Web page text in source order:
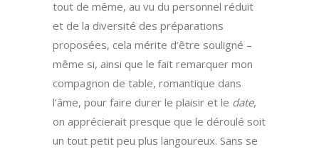
tout de même, au vu du personnel réduit
et de la diversité des préparations
proposées, cela mérite d’être souligné –
même si, ainsi que le fait remarquer mon
compagnon de table, romantique dans
l’âme, pour faire durer le plaisir et le date,
on apprécierait presque que le déroulé soit
un tout petit peu plus langoureux. Sans se